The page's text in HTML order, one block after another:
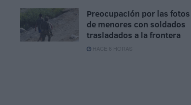
Preocupación por las fotos
de menores con soldados
trasladados a la frontera
HACE 6 HORAS